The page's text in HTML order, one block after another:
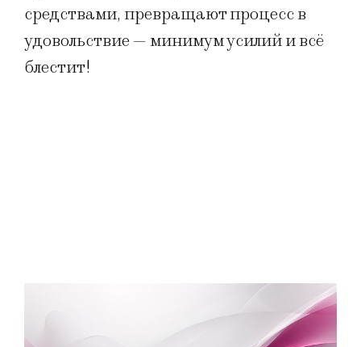
средствами, превращают процесс в
удовольствие — минимум усилий и всё
блестит!